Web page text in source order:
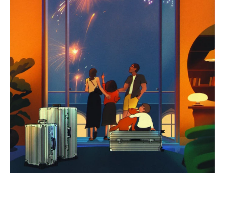
METTRE
EN
PAUSE
RÉACTIVER
LE
SON